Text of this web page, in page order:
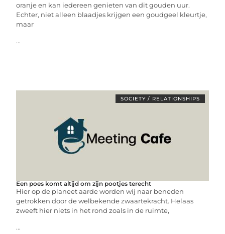
oranje en kan iedereen genieten van dit gouden uur.
Echter, niet alleen blaadjes krijgen een goudgeel kleurtje,
maar
...
SOCIETY / RELATIONSHIPS
Een poes komt altijd om zijn pootjes terecht
Hier op de planeet aarde worden wij naar beneden
getrokken door de welbekende zwaartekracht. Helaas
zweeft hier niets in het rond zoals in de ruimte,
...